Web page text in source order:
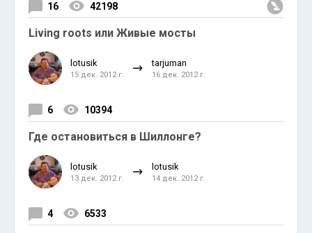
16 42198
Living roots или Живые мосты
lotusik
15 дек. 2012 г.
tarjuman
16 дек. 2012 г.
6 10394
Где остановиться в Шиллонге?
lotusik
13 дек. 2012 г.
lotusik
14 дек. 2012 г.
4 6533